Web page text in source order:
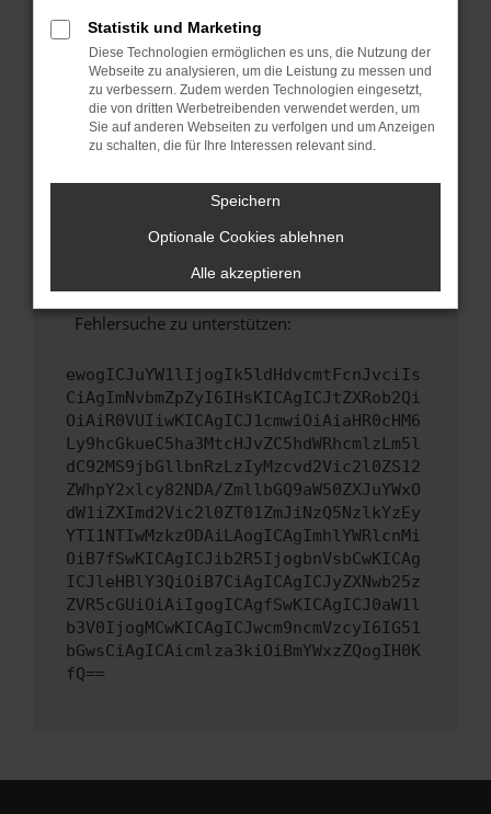
Stelle sicher, dass dein Browser und dein
Betriebssystem auf dem neuesten Stand
sind.
Veraltete Software birgt nicht nur ein
Sicherheitsrisiko, sondern kann auch dazu
führen, dass bestimmte Funktionen nicht mehr
Wende dich an den Webseitenbetreiber.
Wenn du alle oben genannten Schritte versucht
hast, kontaktiere uns bitte. Wir werden
versuchen, das Problem zu beheben. Du kannst
uns diesen Text schicken, um uns bei der
Fehlersuche zu unterstützen:
ewogICJuYW1lIjogIk5ldHdvcmtFcnJvciIs
CiAgImNvbmZpZyI6IHsKICAgICJtZXRob2Qi
OiAiR0VUIiwKICAgICJ1cmwiOiAiaHR0cHM6
Ly9hcGkueC5ha3MtcHJvZC5hdWRhcmlzLm5l
dC92MS9jbGllbnRzLzIyMzcvd2Vic2l0ZS12
ZWhpY2xlcy82NDA/ZmllbGQ9aW50ZXJuYWxO
dW1iZXImd2Vic2l0ZT01ZmJiNzQ5NzlkYzEy
YTI1NTIwMzkzODAiLAogICAgImhlYWRlcnMi
OiB7fSwKICAgICJib2R5IjogbnVsbCwKICAg
ICJleHBlY3QiOiB7CiAgICAgICJyZXNwb25z
ZVR5cGUiOiAiIgogICAgfSwKICAgICJ0aW1l
b3V0IjogMCwKICAgICJwcm9ncmVzcyI6IG51
bGwsCiAgICAicmlza3kiOiBmYWxzZQogIH0K
fQ==
Statistik und Marketing
Diese Technologien ermöglichen es uns, die Nutzung der
Webseite zu analysieren, um die Leistung zu messen und
zu verbessern. Zudem werden Technologien eingesetzt,
die von dritten Werbetreibenden verwendet werden, um
Sie auf anderen Webseiten zu verfolgen und um Anzeigen
zu schalten, die für Ihre Interessen relevant sind.
Speichern
Optionale Cookies ablehnen
Alle akzeptieren